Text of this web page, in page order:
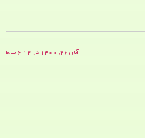
آبان ۲۶, ۱۴۰۰ در ۶:۱۲ ب.ظ